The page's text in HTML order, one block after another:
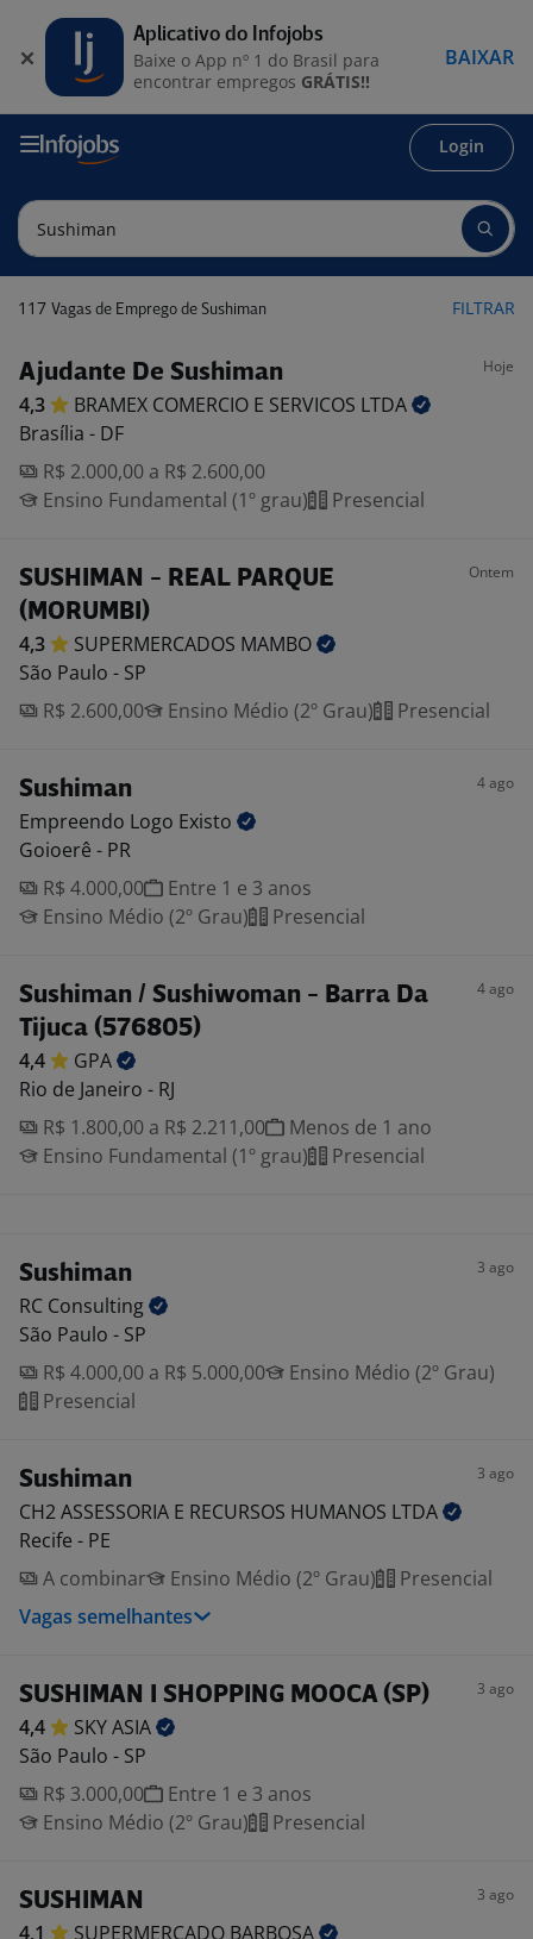
Login
117 Vagas de Emprego de Sushiman FILTRAR
Ajudante De Sushiman Hoje
4,3 BRAMEX COMERCIO E SERVICOS LTDA
Brasília - DF
R$ 2.000,00 a R$ 2.600,00
Ensino Fundamental (1º grau)
Presencial
SUSHIMAN - REAL PARQUE
(MORUMBI)
Ontem
4,3 SUPERMERCADOS MAMBO
São Paulo - SP
R$ 2.600,00
Ensino Médio (2º Grau) Presencial
Sushiman 4 ago
Empreendo Logo Existo
Goioerê - PR
R$ 4.000,00
Entre 1 e 3 anos
Ensino Médio (2º Grau)
Presencial
Sushiman / Sushiwoman - Barra Da
Tijuca (576805)
4 ago
4,4
GPA
Rio de Janeiro - RJ
R$ 1.800,00 a R$ 2.211,00
Menos de 1 ano
Ensino Fundamental (1º grau)
Presencial
Sushiman 3 ago
RC Consulting
São Paulo - SP
R$ 4.000,00 a R$ 5.000,00
Ensino Médio (2º Grau)
Presencial
Sushiman 3 ago
CH2 ASSESSORIA E RECURSOS HUMANOS LTDA
Recife - PE
A combinar
Ensino Médio (2º Grau)
Presencial
Vagas semelhantes
SUSHIMAN I SHOPPING MOOCA (SP) 3 ago
4,4 SKYASIA
São Paulo - SP
R$ 3.000,00
Entre 1 e 3 anos
Ensino Médio (2º Grau)
Presencial
SUSHIMAN 3 ago
4,1 SUPERMERCADO BARBOSA
Aplicativo do Infojobs
Baixe o App nº 1 do Brasil para
encontrar empregos GRÁTIS!!
BAIXAR